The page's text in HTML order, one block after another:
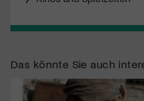
Das könnte Sie auch